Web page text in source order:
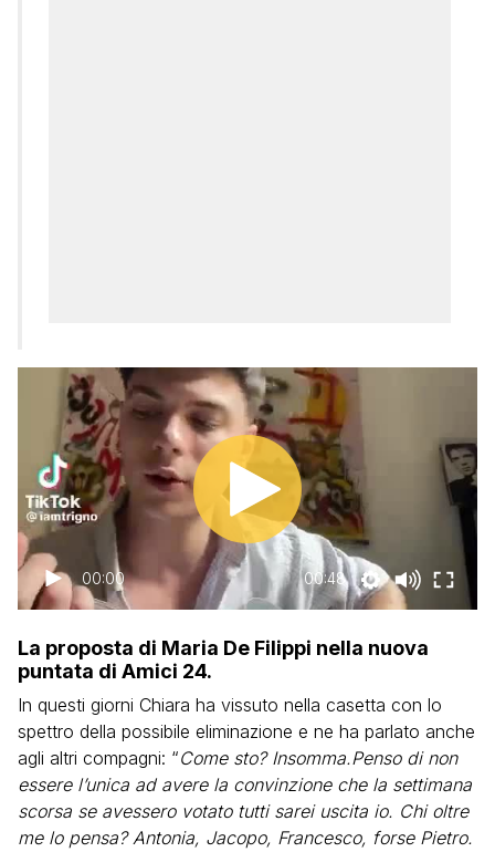
00:00 00:48
La proposta di Maria De Filippi nella nuova
puntata di Amici 24.
In questi giorni Chiara ha vissuto nella casetta con lo
spettro della possibile eliminazione e ne ha parlato anche
agli altri compagni: “Come sto? Insomma.Penso di non
essere l’unica ad avere la convinzione che la settimana
scorsa se avessero votato tutti sarei uscita io. Chi oltre
me lo pensa? Antonia, Jacopo, Francesco, forse Pietro.